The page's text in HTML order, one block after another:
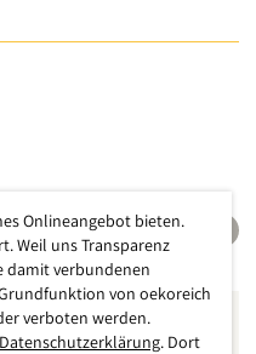
Onlineangebot bieten.
Weil uns Transparenz
damit verbundenen
von oekoreich
verboten werden.
Datenschutzerklärung. Dort